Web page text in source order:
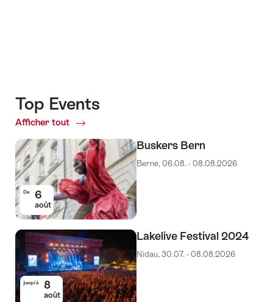
Top Events
Afficher tout
Top
De 6
août
Buskers Bern
Berne, 06.08. - 08.08.2026
jusqu’à 8
août
Lakelive Festival 2024
Nidau, 30.07. - 08.08.2026